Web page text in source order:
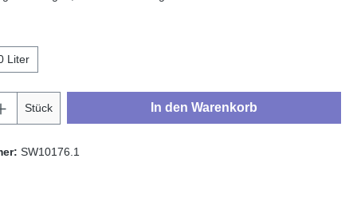
Liter
Anzahl: Gib den gewünschten Wert ein
Stück In den Warenkorb
SW10176.1